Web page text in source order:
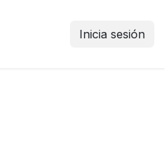
Inicia sesión